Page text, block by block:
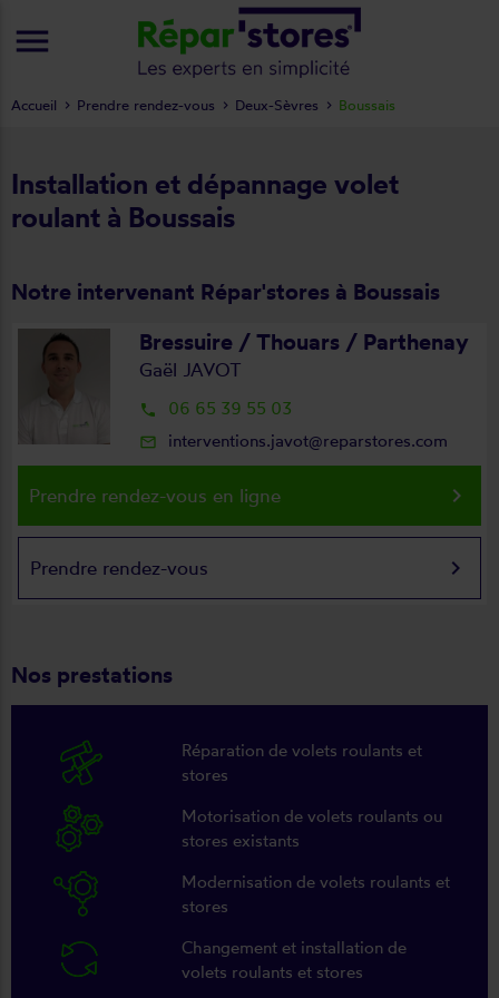
Installation et dépannage volet
roulant à Boussais
Notre intervenant Répar'stores à Boussais
Bressuire / Thouars / Parthenay
Gaël JAVOT
local_phone 06 65 39 55 03
mail_outline interventions.javot@reparstores.com
Prendre rendez-vous en ligne keyboard_arrow_right
Prendre rendez-vous keyboard_arrow_right
Nos prestations
Réparation de volets roulants et
stores
Motorisation de volets roulants ou
stores existants
Modernisation de volets roulants et
stores
Changement et installation de
volets roulants et stores
Accueil Prendre rendez-vous Deux-Sèvres Boussais
menu